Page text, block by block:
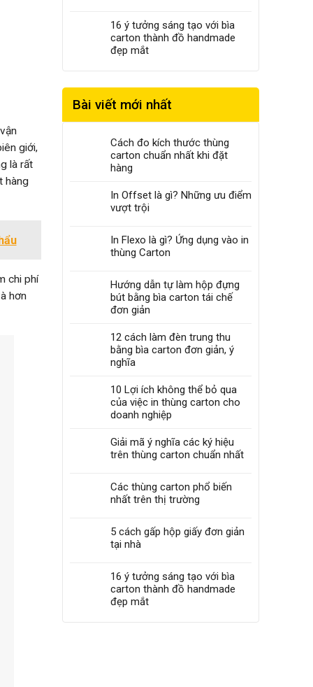
giới,
là rất
hàng
chi phí
hơn
16 ý tưởng sáng tạo với bìa
carton thành đồ handmade
đẹp mắt
Bài viết mới nhất
Cách đo kích thước thùng
carton chuẩn nhất khi đặt
hàng
In Offset là gì? Những ưu điểm
vượt trội
In Flexo là gì? Ứng dụng vào in
thùng Carton
Hướng dẫn tự làm hộp đựng
bút bằng bìa carton tái chế
đơn giản
12 cách làm đèn trung thu
bằng bìa carton đơn giản, ý
nghĩa
10 Lợi ích không thể bỏ qua
của việc in thùng carton cho
doanh nghiệp
Giải mã ý nghĩa các ký hiệu
trên thùng carton chuẩn nhất
Các thùng carton phổ biến
nhất trên thị trường
5 cách gấp hộp giấy đơn giản
tại nhà
16 ý tưởng sáng tạo với bìa
carton thành đồ handmade
đẹp mắt